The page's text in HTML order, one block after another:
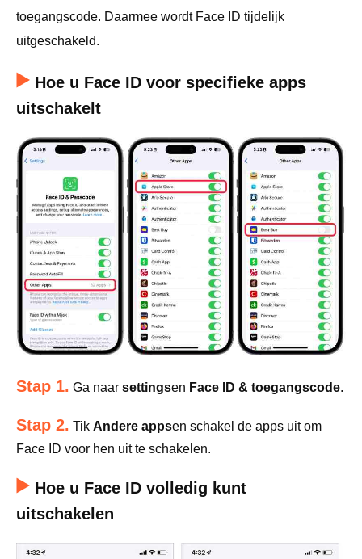
toegangscode. Daarmee wordt Face ID tijdelijk
uitgeschakeld.
Hoe u Face ID voor specifieke apps
uitschakelt
Stap 1. Ga naar settingsen Face ID & toegangscode.
Stap 2. Tik Andere appsen schakel de apps uit om
Face ID voor hen uit te schakelen.
Hoe u Face ID volledig kunt
uitschakelen